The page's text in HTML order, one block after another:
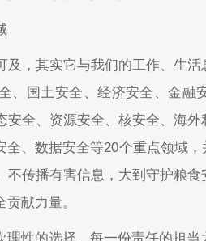
及，其实它与我们的工作、生
、国土安全、经济安全、金融
安全、资源安全、核安全、海
、数据安全等20个重点领域，
不传播有害信息，大到守护粮
献力量。